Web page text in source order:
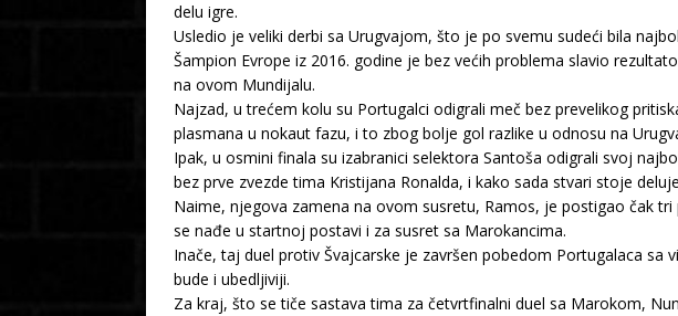
delu igre.
Usledio je veliki derbi sa Urugvajom, što je po svemu sudeći bila
Šampion Evrope iz 2016. godine je bez većih problema slavio
na ovom Mundijalu.
Najzad, u trećem kolu su Portugalci odigrali meč bez prevelikog
plasmana u nokaut fazu, i to zbog bolje gol razlike u odnosu na
Ipak, u osmini finala su izabranici selektora Santoša odigrali svoj
bez prve zvezde tima Kristijana Ronalda, i kako sada stvari stoje
Naime, njegova zamena na ovom susretu, Ramos, je postigao čak
se nađe u startnoj postavi i za susret sa Marokancima.
Inače, taj duel protiv Švajcarske je završen pobedom Portugalaca
bude i ubedljiviji.
Za kraj, što se tiče sastava tima za četvrtfinalni duel sa Marokom,